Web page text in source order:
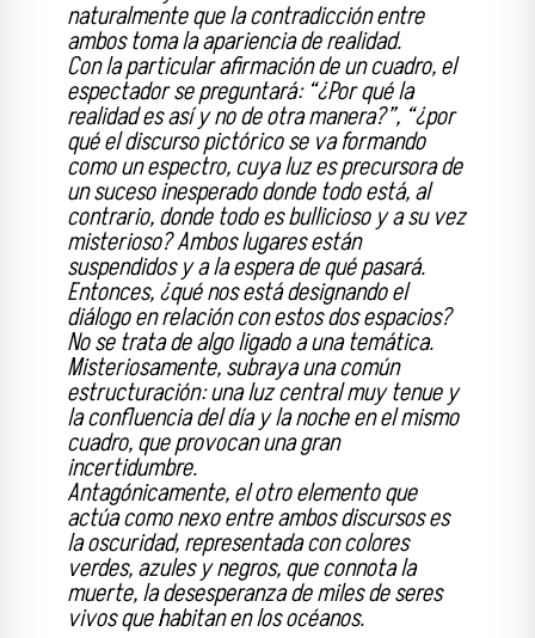
naturalmente que la contradicción entre
ambos toma la apariencia de realidad.
Con la particular afirmación de un cuadro, el
espectador se preguntará: “¿Por qué la
realidad es así y no de otra manera?”, “¿por
qué el discurso pictórico se va formando
como un espectro, cuya luz es precursora de
un suceso inesperado donde todo está, al
contrario, donde todo es bullicioso y a su vez
misterioso? Ambos lugares están
suspendidos y a la espera de qué pasará.
Entonces, ¿qué nos está designando el
diálogo en relación con estos dos espacios?
No se trata de algo ligado a una temática.
Misteriosamente, subraya una común
estructuración: una luz central muy tenue y
la confluencia del día y la noche en el mismo
cuadro, que provocan una gran
incertidumbre.
Antagónicamente, el otro elemento que
actúa como nexo entre ambos discursos es
la oscuridad, representada con colores
verdes, azules y negros, que connota la
muerte, la desesperanza de miles de seres
vivos que habitan en los océanos.